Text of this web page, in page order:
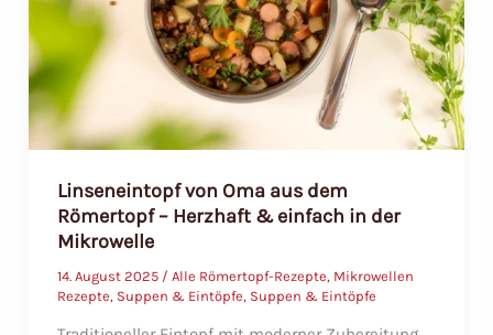
im
Römertopf
Linseneintopf von Oma aus dem
Römertopf – Herzhaft & einfach in der
Mikrowelle
14. August 2025 / Alle Römertopf-Rezepte, Mikrowellen
Rezepte, Suppen & Eintöpfe, Suppen & Eintöpfe